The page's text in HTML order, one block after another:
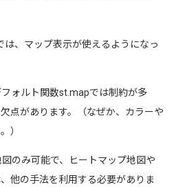
、マップ表示が使えるようになっ
ォルト関数st.mapでは制約が多
点があります。（なぜか、カラーや
）
のみ可能で、ヒートマップ地図や
他の手法を利用する必要がありま